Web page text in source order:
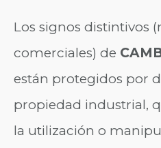
Los signos distintivos
comerciales) de
están protegidos por
propiedad industrial,
la utilización o